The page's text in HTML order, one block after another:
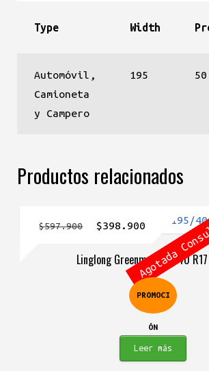
Type Width
Automóvil,
Camioneta
y Campero
195 50
Productos relacionados
Linglong Greenmax 195/40
PROMOCI
ÓN
$597.900
El
original
$597.900.
$398.900
precio
actual
es:
$398.900.
Leer más
Agotada